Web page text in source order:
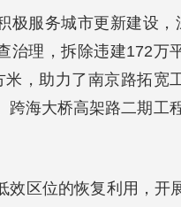
极服务城市更新建设，
治理，拆除违建172万
，助力了南京路拓宽
跨海大桥高架路二期工
效区位的恢复利用，开